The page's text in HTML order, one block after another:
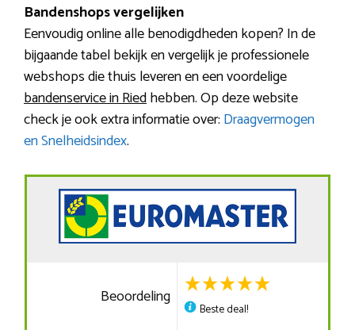
Bandenshops vergelijken
Eenvoudig online alle benodigdheden kopen? In de
bijgaande tabel bekijk en vergelijk je professionele
webshops die thuis leveren en een voordelige
bandenservice in Riedhebben. Op deze website
check je ook extra informatie over: Draagvermogen
en Snelheidsindex.
Beoordeling
Beste deal!